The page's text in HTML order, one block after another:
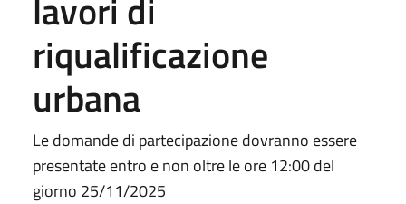
riqualificazione
urbana
Le domande di partecipazione dovranno essere
presentate entro e non oltre le ore 12:00 del
giorno 25/11/2025